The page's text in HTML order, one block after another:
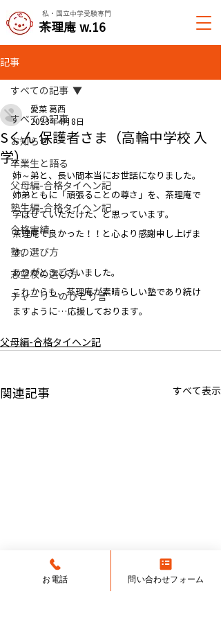
私・国立中学受験専門
​茶理庵 w.16
記事
すべての記事
お知らせ
卒業生と語る
父母編-合格タイヘン記
塾生編-合格タイヘン記
合格実績
塾の選び方
志望校の選び方
チャーリーのひとり言
すべての記事
Sくん 保護者さま（高輪中学校 入
学）
愛菜 葛西
2023年4月8日
姉～弟と、長い間本当にお世話になりました。
姉弟ともに「頑張ることの尊さ」を、茶理庵で
学ばせていただけた、と思っています。
茶理庵で良かった！！と心より感謝申し上げま
す。
ありがとうございました。
​これからも、茶理庵が素晴らしい塾であり続け
ますように…応援しております。
父母編-合格タイヘン記
関連記事 すべて表示
お電話 問い合わせフォーム